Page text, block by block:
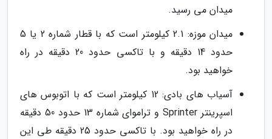
میدان می رسید.
میدان موزه: 2.1 کیلومتر است که با قطار شماره 2 یا 5
حدود 14 دقیقه و با تاکسی حدود 20 دقیقه در راه
خواهید بود.
آسیاب های بادی: 12 کیلومتر است که با اتوبوس های
اسپرینتر Sprinter و تراموای شماره 13 حدود 50 دقیقه
در راه خواهید بود. با تاکسی حدود 25 دقیقه طی این